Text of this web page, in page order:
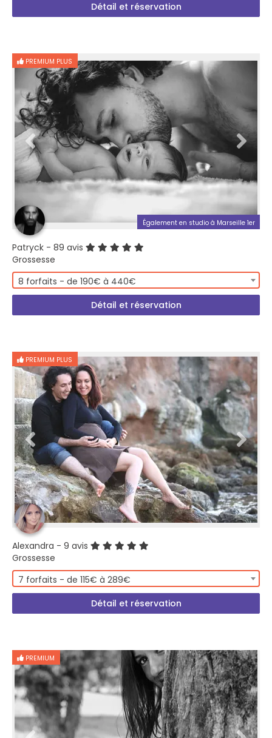
Détail et réservation
PREMIUM PLUS
Également en studio à Marseille 1er
Patryck - 89 avis
Grossesse
8 forfaits - de 190€ à 440€
Détail et réservation
PREMIUM PLUS
Alexandra - 9 avis
Grossesse
7 forfaits - de 115€ à 289€
Détail et réservation
PREMIUM